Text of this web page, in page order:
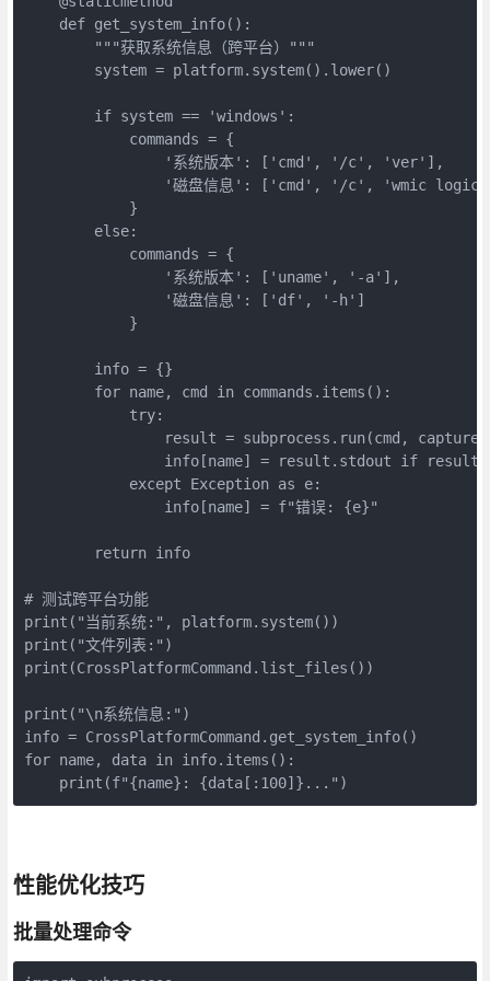
    def get_system_info():
        """获取系统信息（跨平台）"""
        system = platform.system().lower()
        if system == 'windows':
            commands = {
                '系统版本': ['cmd', '/c', 'ver'],
'磁盘信息': ['cmd', '/c', 'wmic
            }
        else:
            commands = {
                '系统版本': ['uname', '-a'],
                '磁盘信息': ['df', '-h']
            }
        info = {}
        for name, cmd in commands.items():
            try:
result = subprocess.run(cmd,
info[name] = result.stdout if
            except Exception as e:
                info[name] = f"错误: {e}"
        return info
# 测试跨平台功能
print("当前系统:", platform.system())
print("文件列表:")
print(CrossPlatformCommand.list_files())
print("\n系统信息:")
info = CrossPlatformCommand.get_system_info()
for name, data in info.items():
    print(f"{name}: {data[:100]}...")
性能优化技巧
批量处理命令